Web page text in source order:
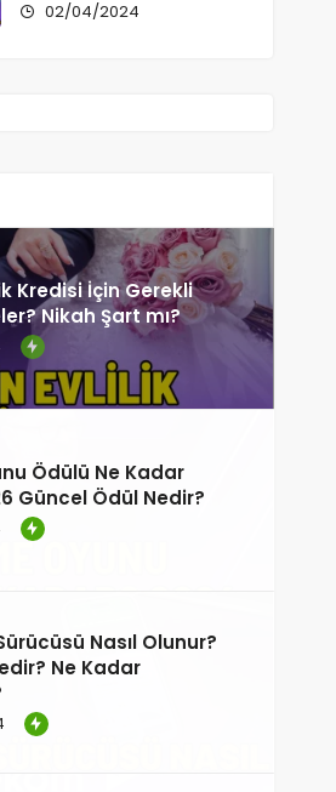
02/04/2024
Kredisi İçin Gerekli
Nikah Şart mı?
Ödülü Ne Kadar
Güncel Ödül Nedir?
Nasıl Olunur?
Ne Kadar